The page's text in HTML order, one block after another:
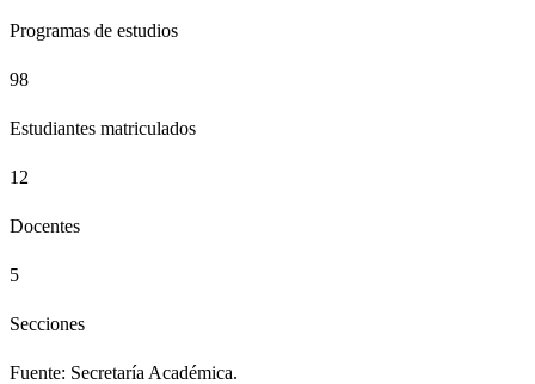
Programas de estudios
98
Estudiantes matriculados
12
Docentes
5
Secciones
Fuente: Secretaría Académica.